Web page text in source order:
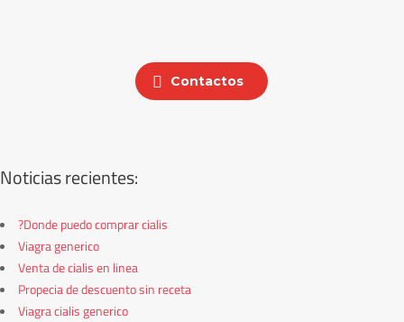
Contactos
Noticias recientes:
?Donde puedo comprar cialis
Viagra generico
Venta de cialis en linea
Propecia de descuento sin receta
Viagra cialis generico